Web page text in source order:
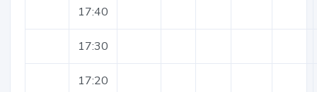
17:40
17:30
17:20